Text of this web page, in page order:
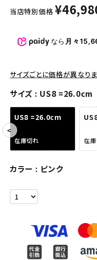
ニット帽・ビーニー
その他バッグ類
パンツ・ショーツ
アクセサリー
COLLABORATION BRAND
ACCOUNT MENU
ログイン
当店特別価格 ¥
なら 月々
サイズごとに価格が異なり
サイズ US8 =26.0cm
US8 =26.0cm
在庫切れ 在
カラー ピンク